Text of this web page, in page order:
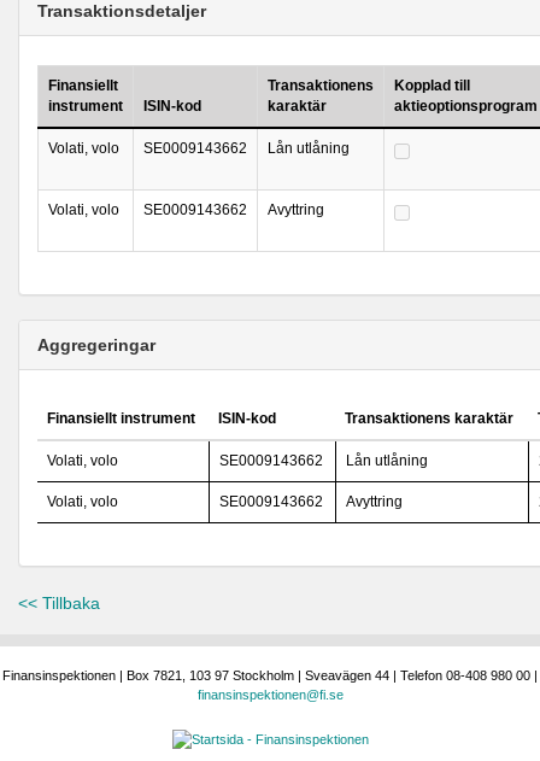
Transaktionsdetaljer
Finansiellt
instrument
ISIN-kod
Transaktionens
karaktär
Kopplad till
aktieoptionsprogram
Volati, volo SE0009143662 Lån utlåning
Volati, volo SE0009143662 Avyttring
Aggregeringar
Finansiellt instrument ISIN-kod Transaktionens karaktär
Volati, volo SE0009143662 Lån utlåning
Volati, volo SE0009143662 Avyttring
<< Tillbaka
Finansinspektionen | Box 7821, 103 97 Stockholm | Sveavägen 44 | Telefon 08-408 980 00 |
finansinspektionen@fi.se